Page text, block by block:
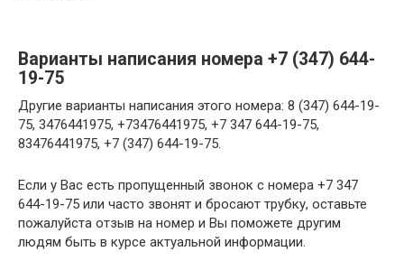
Варианты написания номера +7 (347) 644-
19-75
Другие варианты написания этого номера: 8 (347) 644-19-
75, 3476441975, +73476441975, +7 347 644-19-75,
83476441975, +7 (347) 644-19-75.
Если у Вас есть пропущенный звонок с номера +7 347
644-19-75 или часто звонят и бросают трубку, оставьте
пожалуйста отзыв на номер и Вы поможете другим
людям быть в курсе актуальной информации.